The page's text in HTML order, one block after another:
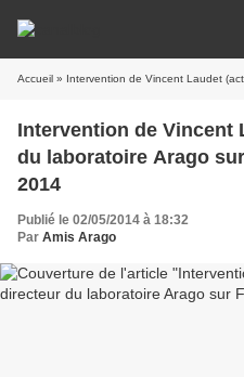
Accueil » Intervention de Vincent Laudet (actuel
Intervention de Vincent
du laboratoire Arago
2014
Publié le 02/05/2014 à 18:32
Par Amis Arago